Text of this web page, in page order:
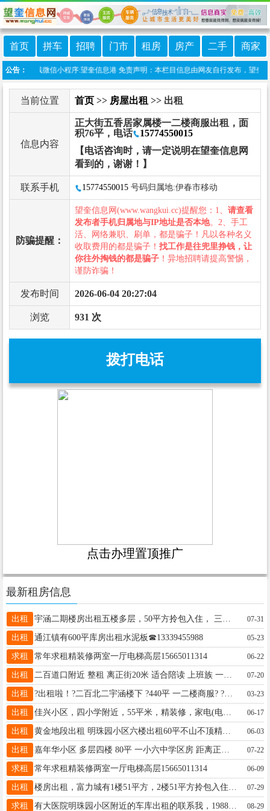
首页 拼车 招聘 门市 租房 房产 二手 商家
公告：
本站上线微信小程序:望奎信息港 免责声明：本栏目信息由网友自行发布，望奎
当前位置 首页 >> 房屋出租 >> 出租
信息内容
正大街五香居家属楼一二楼商服出租，面
积76平，电话
15774550015
【电话咨询时，请一定说明在望奎信息网
看到的，谢谢！】
联系手机 15774550015 号码归属地:伊春市移动
防骗提醒：
望奎信息网(www.wangkui.cc)提醒您：1、 请查看
发布者手机归属地与IP地址是否本地。2、手工
活、网络兼职、刷单，都是骗子！凡以各种名义
收取费用的都是骗子！ 找工作是往兜里挣钱，让
你往外掏钱的都是骗子 ！异地招聘请提高警惕，
谨防诈骗！
发布时间 2026-06-04 20:27:04
浏览 931 次
拨打电话
点击办理置顶推广
最新租房信息
出租 07-31
出租 通江镇有600平库房出租水泥板☎13339455988 05-23
求租 常年求租精装修两室一厅电梯高层15665011314 06-22
出租 二百道口附近 整租 离正街20米 适合陪读 上班族 一室一厅65平5楼 550/月 年租 南北通透,采光好 包取暖物业 家电家具齐全 拎包入住 电话:13840998293 07-20
出租 ?出租啦！?二百北二宇涵楼下 ?440平 一二楼商服? ?感谢好友助力转发? ?18045543666? 03-23
出租 佳兴小区，四小学附近，55平米，精装修，家电(电视，冰箱，热水器，洗衣机)，联系电话18944556510.18501065676微信同步 06-17
出租 黄金地段出租 明珠园小区六楼出租60平不山不顶精装修家电齐全拎包入住西临医院东临商场北临一小六中南临四小五中全天阳光年租7500（包取暖物业网费）联系电话15146538521 06-03
出租 07-22
求租 常年求租精装修两室一厅电梯高层15665011314 06-09
出租 07-29
求租 有大医院明珠园小区附近的车库出租的联系我，19889958577 08-29